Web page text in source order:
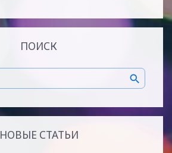
ПОИСК
НОВЫЕ СТАТЬИ